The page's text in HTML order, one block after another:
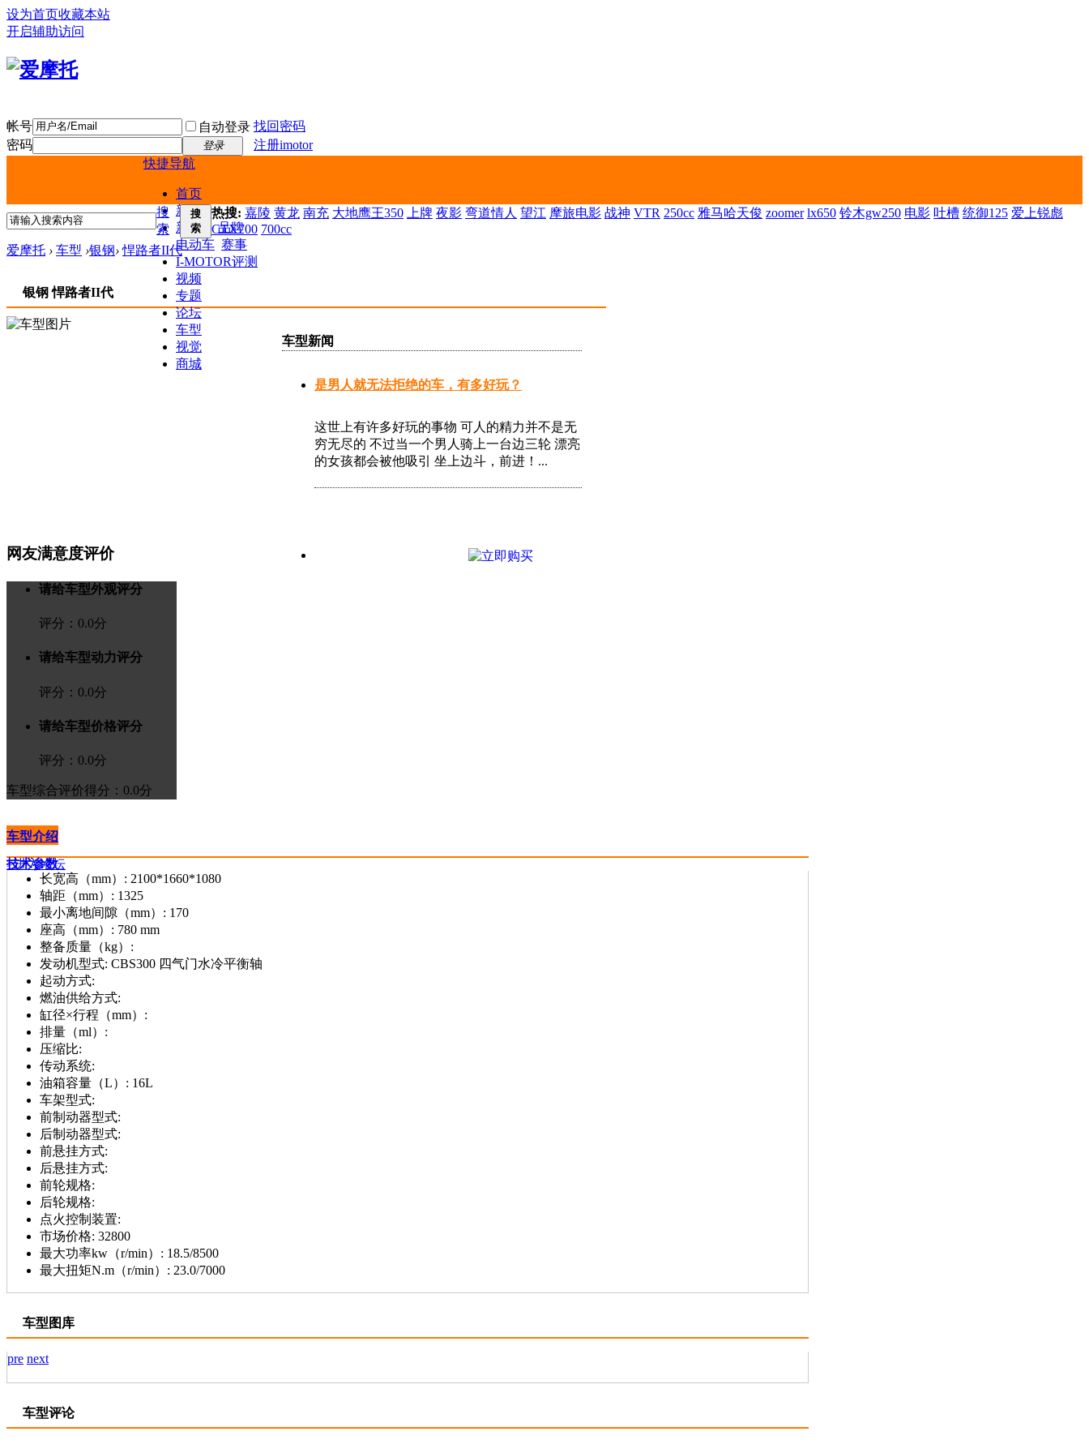
设为首页收藏本站
开启辅助访问
帐号 自动登录 找回密码
密码
登录
注册imotor
快捷导航
首页
新闻
新车
品牌
电动车 赛事
I-MOTOR评测
视频
专题
论坛
车型
视觉
商城
搜
索
搜
索
热搜: 嘉陵 黄龙 南充 大地鹰王350 上牌 夜影 弯道情人 望江 摩旅电影 战神 VTR 250cc 雅马哈天俊 zoomer lx650 铃木gw250 电影 吐槽 统御125 爱上锐彪
CTX700 700cc
爱摩托 › 车型 ›银钢› 悍路者II代
银钢 悍路者II代
车型新闻
是男人就无法拒绝的车，有多好玩？
这世上有许多好玩的事物 可人的精力并不是无
穷无尽的 不过当一个男人骑上一台边三轮 漂亮
的女孩都会被他吸引 坐上边斗，前进！...
网友满意度评价
请给车型外观评分
评分： 0.0分
请给车型动力评分
评分： 0.0分
请给车型价格评分
评分： 0.0分
车型综合评价得分：0.0分
车型介绍
技术参数
>进入论坛
长宽高（mm）: 2100*1660*1080
轴距（mm）: 1325
最小离地间隙（mm）: 170
座高（mm）: 780 mm
整备质量（kg）:
发动机型式: CBS300 四气门水冷平衡轴
起动方式:
燃油供给方式:
缸径×行程（mm）:
排量（ml）:
压缩比:
传动系统:
油箱容量（L）: 16L
车架型式:
前制动器型式:
后制动器型式:
前悬挂方式:
后悬挂方式:
前轮规格:
后轮规格:
点火控制装置:
市场价格: 32800
最大功率kw（r/min）: 18.5/8500
最大扭矩N.m（r/min）: 23.0/7000
车型图库
pre next
车型评论